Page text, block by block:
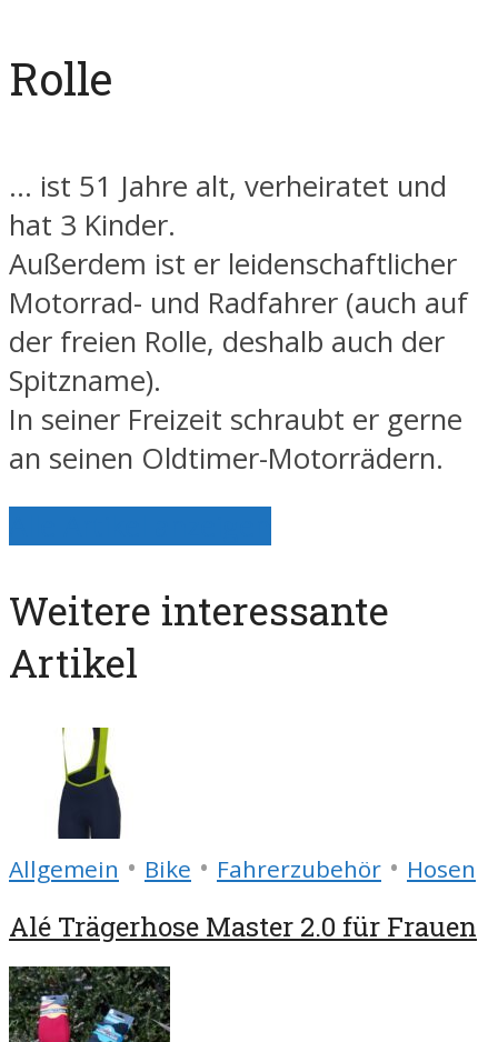
Rolle
... ist 51 Jahre alt, verheiratet und
hat 3 Kinder.
Außerdem ist er leidenschaftlicher
Motorrad- und Radfahrer (auch auf
der freien Rolle, deshalb auch der
Spitzname).
In seiner Freizeit schraubt er gerne
an seinen Oldtimer-Motorrädern.
Weitere interessante
Artikel
Allgemein • Bike • Fahrerzubehör • Hosen
Alé Trägerhose Master 2.0 für Frauen